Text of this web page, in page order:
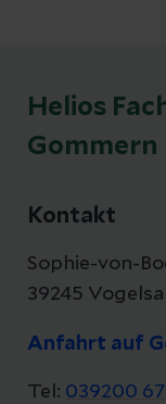
Helios
Gommern
Kontakt
Sophie-von-
39245
Anfahrt auf
Tel: 039200